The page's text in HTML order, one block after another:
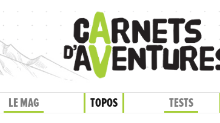
LE MAG TOPOS TESTS